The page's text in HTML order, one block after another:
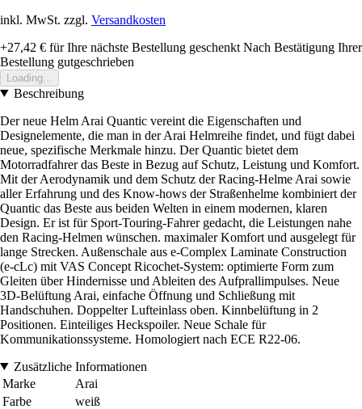
inkl. MwSt. zzgl. Versandkosten
+27,42 € für Ihre nächste Bestellung geschenkt Nach Bestätigung Ihrer
Bestellung gutgeschrieben
Loading...
Beschreibung
Der neue Helm Arai Quantic vereint die Eigenschaften und
Designelemente, die man in der Arai Helmreihe findet, und fügt dabei
neue, spezifische Merkmale hinzu. Der Quantic bietet dem
Motorradfahrer das Beste in Bezug auf Schutz, Leistung und Komfort.
Mit der Aerodynamik und dem Schutz der Racing-Helme Arai sowie
aller Erfahrung und des Know-hows der Straßenhelme kombiniert der
Quantic das Beste aus beiden Welten in einem modernen, klaren
Design. Er ist für Sport-Touring-Fahrer gedacht, die Leistungen nahe
den Racing-Helmen wünschen. maximaler Komfort und ausgelegt für
lange Strecken. Außenschale aus e-Complex Laminate Construction
(e-cLc) mit VAS Concept Ricochet-System: optimierte Form zum
Gleiten über Hindernisse und Ableiten des Aufprallimpulses. Neue
3D-Belüftung Arai, einfache Öffnung und Schließung mit
Handschuhen. Doppelter Lufteinlass oben. Kinnbelüftung in 2
Positionen. Einteiliges Heckspoiler. Neue Schale für
Kommunikationssysteme. Homologiert nach ECE R22-06.
Zusätzliche Informationen
Marke
Arai
Farbe
weiß